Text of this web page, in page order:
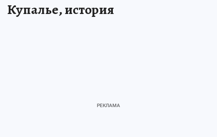
Купалье, история